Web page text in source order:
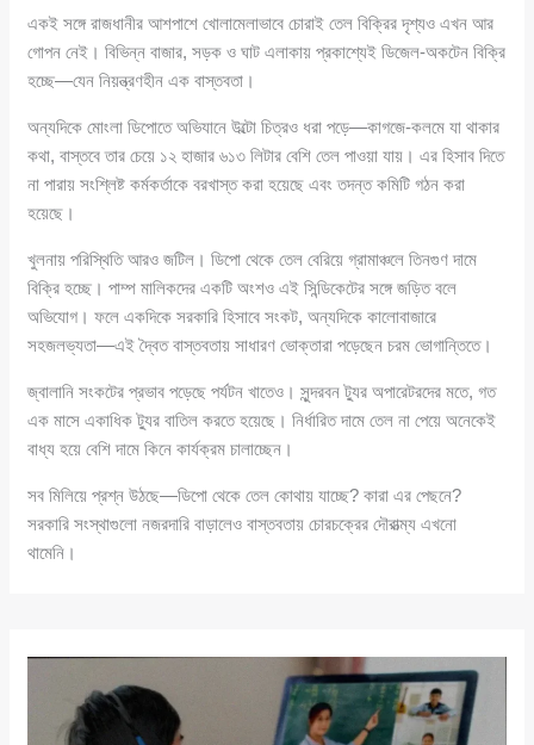
একই সঙ্গে রাজধানীর আশপাশে খোলামেলাভাবে চোরাই তেল বিক্রির দৃশ্যও এখন আর
গোপন নেই। বিভিন্ন বাজার, সড়ক ও ঘাট এলাকায় প্রকাশ্যেই ডিজেল-অকটেন বিক্রি
হচ্ছে—যেন নিয়ন্ত্রণহীন এক বাস্তবতা।
অন্যদিকে মোংলা ডিপোতে অভিযানে উল্টো চিত্রও ধরা পড়ে—কাগজে-কলমে যা থাকার
কথা, বাস্তবে তার চেয়ে ১২ হাজার ৬১৩ লিটার বেশি তেল পাওয়া যায়। এর হিসাব দিতে
না পারায় সংশ্লিষ্ট কর্মকর্তাকে বরখাস্ত করা হয়েছে এবং তদন্ত কমিটি গঠন করা
হয়েছে।
খুলনায় পরিস্থিতি আরও জটিল। ডিপো থেকে তেল বেরিয়ে গ্রামাঞ্চলে তিনগুণ দামে
বিক্রি হচ্ছে। পাম্প মালিকদের একটি অংশও এই সিন্ডিকেটের সঙ্গে জড়িত বলে
অভিযোগ। ফলে একদিকে সরকারি হিসাবে সংকট, অন্যদিকে কালোবাজারে
সহজলভ্যতা—এই দ্বৈত বাস্তবতায় সাধারণ ভোক্তারা পড়েছেন চরম ভোগান্তিতে।
জ্বালানি সংকটের প্রভাব পড়েছে পর্যটন খাতেও। সুন্দরবন ট্যুর অপারেটরদের মতে, গত
এক মাসে একাধিক ট্যুর বাতিল করতে হয়েছে। নির্ধারিত দামে তেল না পেয়ে অনেকেই
বাধ্য হয়ে বেশি দামে কিনে কার্যক্রম চালাচ্ছেন।
সব মিলিয়ে প্রশ্ন উঠছে—ডিপো থেকে তেল কোথায় যাচ্ছে? কারা এর পেছনে?
সরকারি সংস্থাগুলো নজরদারি বাড়ালেও বাস্তবতায় চোরচক্রের দৌরাত্ম্য এখনো
থামেনি।